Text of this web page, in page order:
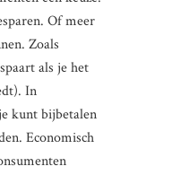
Of meer
Zoals
als je het
In
kunt bijbetalen
Economisch